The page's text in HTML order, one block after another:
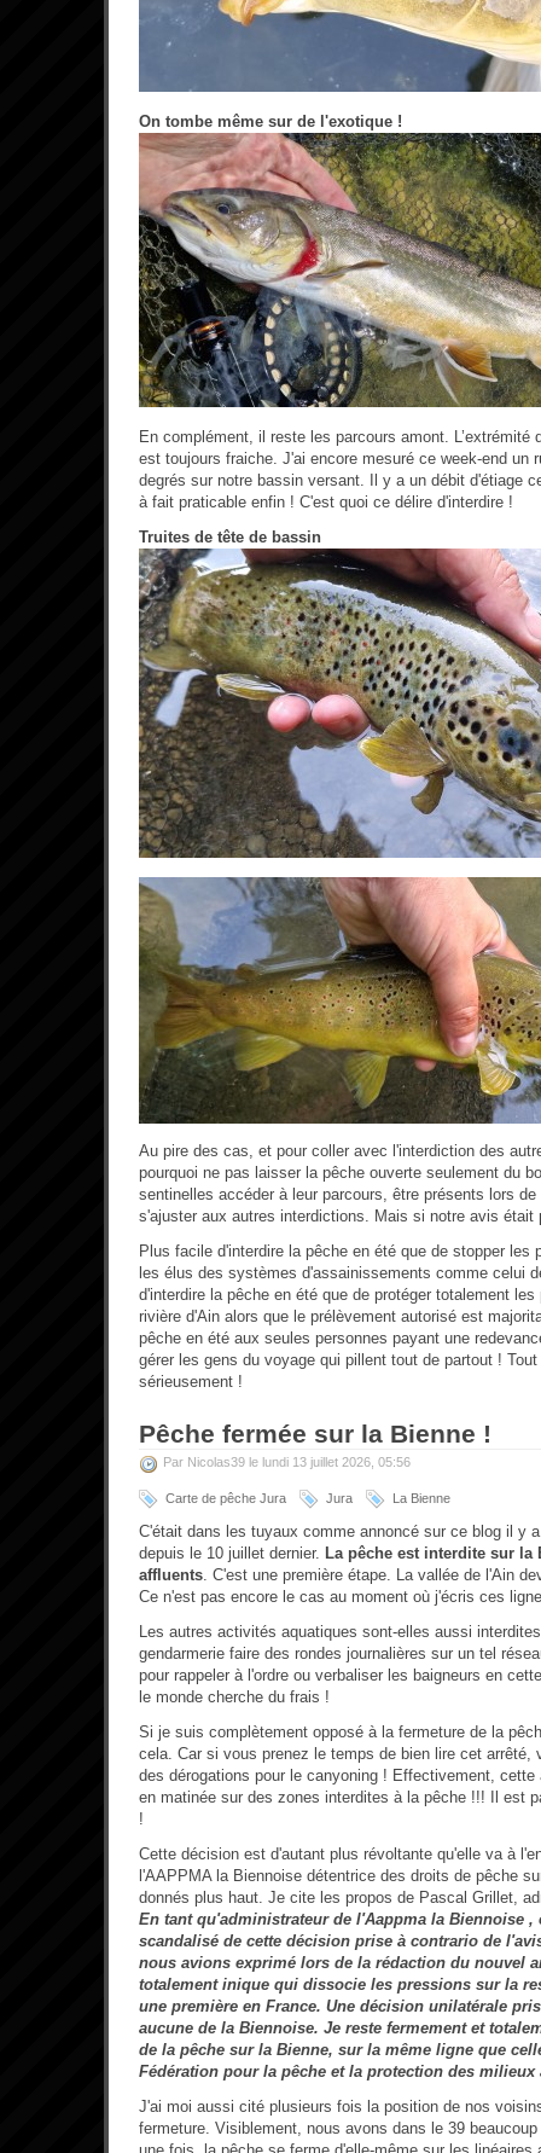
On tombe même sur de l'exotique !
En complément, il reste les parcours amont. L’extrémité
est toujours fraiche. J'ai encore mesuré ce week-end un
degrés sur notre bassin versant. Il y a un débit d'étiage
à fait praticable enfin ! C'est quoi ce délire d'interdire !
Truites de tête de bassin
Au pire des cas, et pour coller avec l'interdiction des
pourquoi ne pas laisser la pêche ouverte seulement du
sentinelles accéder à leur parcours, être présents lors
s'ajuster aux autres interdictions. Mais si notre avis était
Plus facile d'interdire la pêche en été que de stopper les
les élus des systèmes d'assainissements comme celui
d'interdire la pêche en été que de protéger totalement
rivière d'Ain alors que le prélèvement autorisé est
pêche en été aux seules personnes payant une
gérer les gens du voyage qui pillent tout de partout !
sérieusement !
Pêche fermée sur la Bienne !
Par Nicolas39 le lundi 13 juillet 2026, 05:56
Carte de pêche Jura Jura La Bienne
C'était dans les tuyaux comme annoncé sur ce blog il y
depuis le 10 juillet dernier. La pêche est interdite sur la
affluents. C'est une première étape. La vallée de l'Ain
Ce n'est pas encore le cas au moment où j'écris ces
Les autres activités aquatiques sont-elles aussi
gendarmerie faire des rondes journalières sur un tel
pour rappeler à l'ordre ou verbaliser les baigneurs en
le monde cherche du frais !
Si je suis complètement opposé à la fermeture de la
cela. Car si vous prenez le temps de bien lire cet arrêté,
des dérogations pour le canyoning ! Effectivement, cette
en matinée sur des zones interdites à la pêche !!! Il est
!
Cette décision est d'autant plus révoltante qu'elle va à
l'AAPPMA la Biennoise détentrice des droits de pêche
donnés plus haut. Je cite les propos de Pascal Grillet,
En tant qu'administrateur de l'Aappma la Biennoise ,
scandalisé de cette décision prise à contrario de
nous avions exprimé lors de la rédaction du nouvel
totalement inique qui dissocie les pressions sur la
une première en France. Une décision unilatérale
aucune de la Biennoise. Je reste fermement et
de la pêche sur la Bienne, sur la même ligne que
Fédération pour la pêche et la protection des
J'ai moi aussi cité plusieurs fois la position de nos
fermeture. Visiblement, nous avons dans le 39